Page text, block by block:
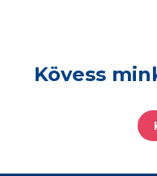
Kövess